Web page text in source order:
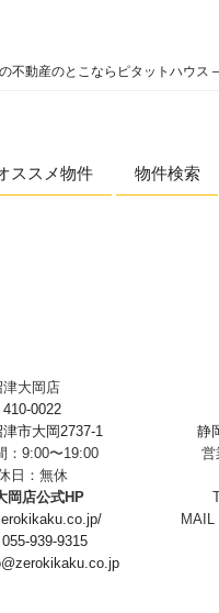
不動産のとこならピタットハウス
ススメ物件 物件検索
津大岡店
410-0022
市大岡2737-1
：9:00〜19:00
日：無休
岡店公式HP
055-939-9315
静
営
MAIL